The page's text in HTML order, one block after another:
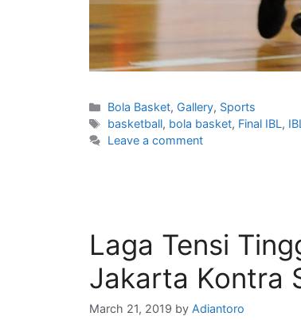
Bola Basket, Gallery, Sports
basketball, bola basket, Final IBL,
Leave a comment
Laga Tensi
Jakarta Kontra
March 21, 2019 by Adiantoro